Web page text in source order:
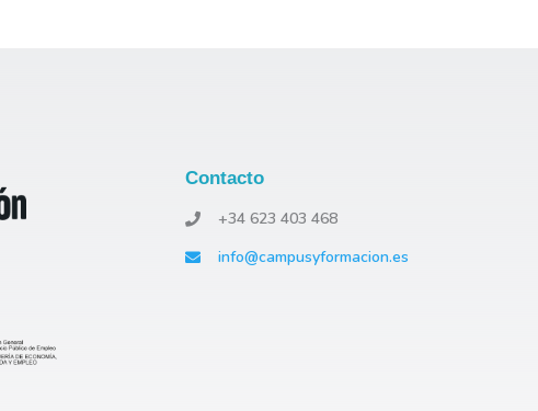
Contacto
+34 623 403 468
info@campusyformacion.es